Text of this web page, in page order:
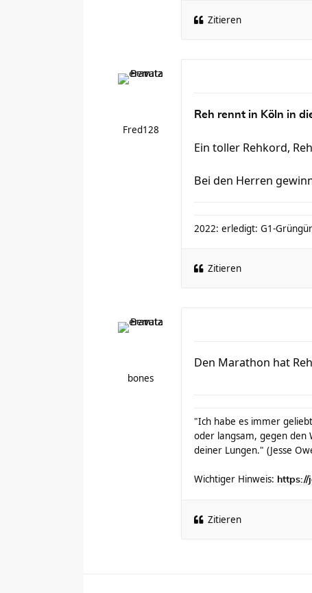
Zitieren
Fred128
Reh rennt in Köln in
Ein toller Rehkord,
Bei den Herren
2022: erledigt: G1-
Zitieren
bones
Den Marathon hat
"Ich habe es immer
oder langsam, gegen
deiner Lungen." (Jesse
Wichtiger Hinweis: https://
Zitieren